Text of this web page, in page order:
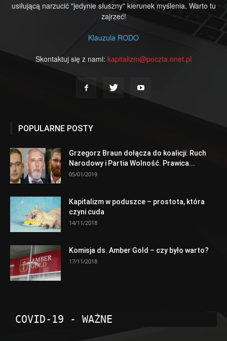
usiłującą narzucić "jedynie słuszny" kierunek myślenia. Warto tu
zajrzeć!
Klauzula RODO
Skontaktuj się z nami: kapitalizm@poczta.onet.pl
POPULARNE POSTY
Grzegorz Braun dołącza do koalicji: Ruch
Narodowy i Partia Wolność. Prawica...
05/01/2019
Kapitalizm w poduszce – prostota, która
czyni cuda
14/11/2018
Komisja ds. Amber Gold – czy było warto?
17/11/2018
COVID-19 - WAŻNE